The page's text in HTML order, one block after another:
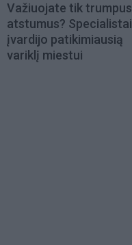
Važiuojate tik trumpus
atstumus? Specialistai
įvardijo patikimiausią
variklį miestui